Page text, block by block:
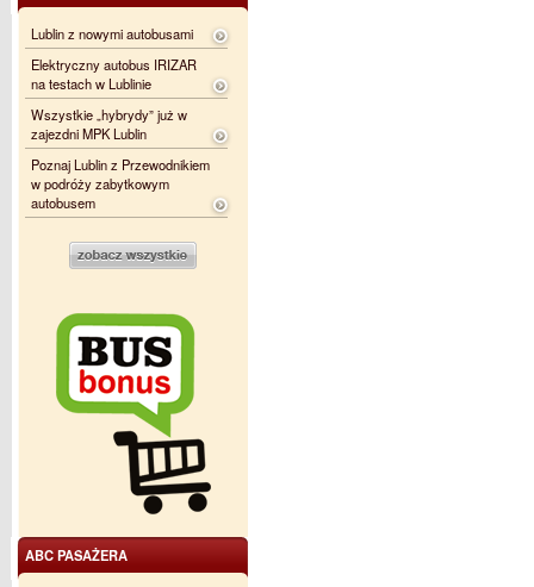
Lublin z nowymi autobusami
Elektryczny autobus IRIZAR
na testach w Lublinie
Wszystkie „hybrydy” już w
zajezdni MPK Lublin
Poznaj Lublin z Przewodnikiem
w podróży zabytkowym
autobusem
ABC PASAŻERA